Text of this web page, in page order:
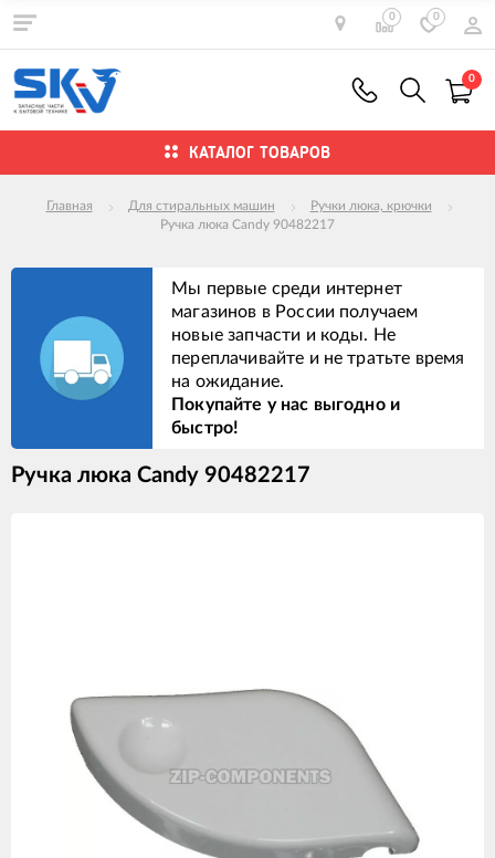
0 0
0
КАТАЛОГ ТОВАРОВ
Главная Для стиральных машин
Ручки люка, крючки
Ручка люка Candy 90482217
Мы первые среди интернет
магазинов в России получаем
новые запчасти и коды. Не
переплачивайте и не тратьте время
на ожидание.
Покупайте у нас выгодно и
быстро!
Ручка люка Candy 90482217